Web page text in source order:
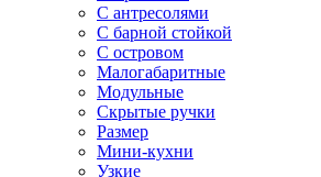
С антресолями
С барной стойкой
С островом
Малогабаритные
Модульные
Скрытые ручки
Размер
Мини-кухни
Узкие